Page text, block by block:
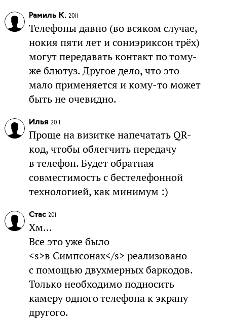
Рамиль К. 2011
Телефоны давно (во всяком случае,
нокия пяти лет и сониэриксон трёх)
могут передавать контакт по тому-
же блютуз. Другое дело, что это
мало применяется и кому-то может
быть не очевидно.
Илья 2011
Проще на визитке напечатать QR-
код, чтобы облегчить передачу
в телефон. Будет обратная
совместимость с бестелефонной
технологией, как минимум :)
Стас 2011
Хм...
Все это уже было
<s>в Симпсонах</s> реализовано
с помощью двухмерных баркодов.
Только необходимо подносить
камеру одного телефона к экрану
другого.